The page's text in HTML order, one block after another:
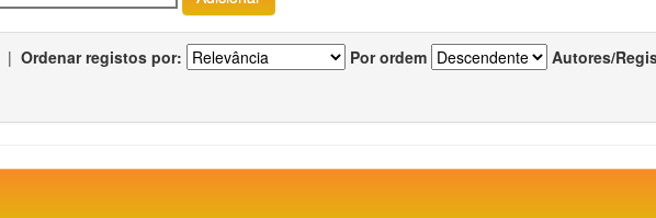
| Ordenar registos por: Por ordem Autores/